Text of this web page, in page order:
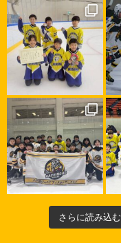
さらに読み込む